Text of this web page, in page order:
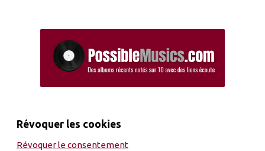
Révoquer les cookies
Révoquer le consentement